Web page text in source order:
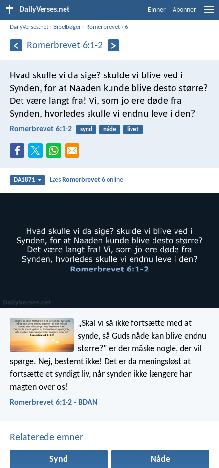
DailyVerses.net Emner Abonner
DailyVerses.net › Bibelbøger › Romerbrevet ›6
Romerbrevet 6:1-2
Hvad skulle vi da sige? skulde vi blive ved i
Synden, for at Naaden kunde blive desto større?
Det være langt fra! Vi, som jo ere døde fra
Synden, hvorledes skulle vi endnu leve i den?
Romerbrevet 6:1-2 synd nåde livet
DA1871 LæsRomerbrevet 6 online
„Skal vi så ikke fortsætte med at
synde, så Guds nåde kan blive endnu
større?” er der måske nogle, der vil
spørge. Nej, bestemt ikke! Det er da meningsløst at
fortsætte et syndigt liv, når synden ikke længere har
magten over os!
Romerbrevet 6:1-2 - BDAN
Relaterede emner
Synd Nåde